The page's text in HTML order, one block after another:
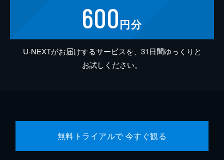
600円分
U-NEXTがお届けするサービスを、31日間ゆっくりと
お試しください。
無料トライアルで 今すぐ観る